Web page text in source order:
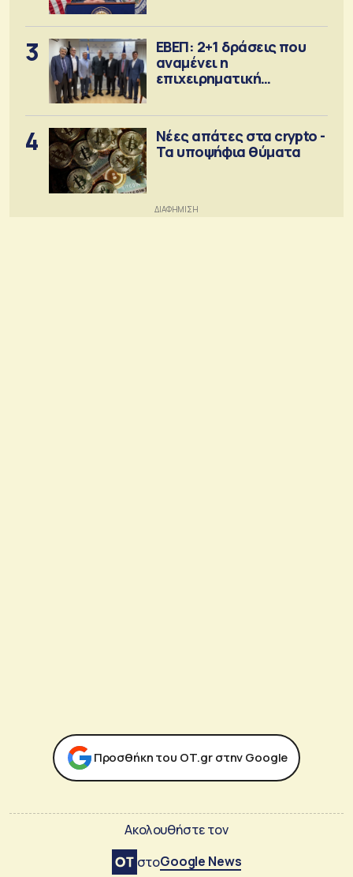
3
ΕΒΕΠ: 2+1 δράσεις που
αναμένει η
επιχειρηματική
4
Νέες απάτες στα crypto -
Τα υποψήφια θύματα
Προσθήκη του ΟΤ.gr στην Google
Ακολουθήστε τον
στοGoogle News